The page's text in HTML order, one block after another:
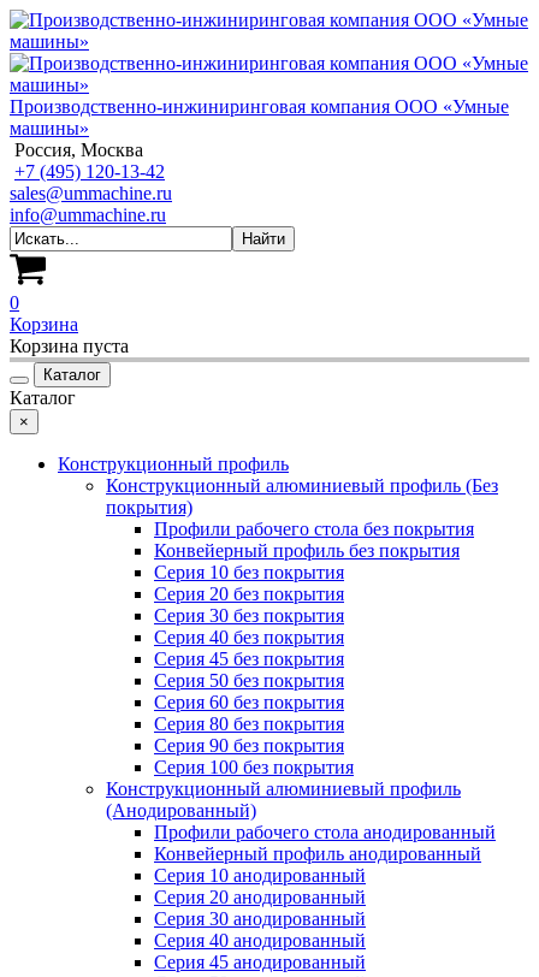
Производственно-инжиниринговая компания ООО «Умные
машины»
Россия, Москва
+7 (495) 120-13-42
sales@ummachine.ru
info@ummachine.ru
0
Корзина
Корзина пуста
Каталог
Каталог
×
Конструкционный профиль
Конструкционный алюминиевый профиль (Без
покрытия)
Профили рабочего стола без покрытия
Конвейерный профиль без покрытия
Серия 10 без покрытия
Серия 20 без покрытия
Серия 30 без покрытия
Серия 40 без покрытия
Серия 45 без покрытия
Серия 50 без покрытия
Серия 60 без покрытия
Серия 80 без покрытия
Серия 90 без покрытия
Серия 100 без покрытия
Конструкционный алюминиевый профиль
(Анодированный)
Профили рабочего стола анодированный
Конвейерный профиль анодированный
Серия 10 анодированный
Серия 20 анодированный
Серия 30 анодированный
Серия 40 анодированный
Серия 45 анодированный